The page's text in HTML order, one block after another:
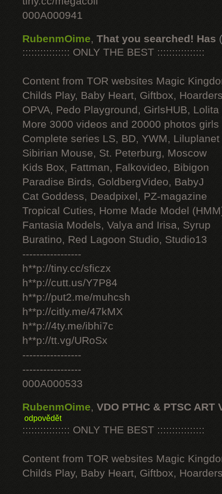
000A000941
RubenmOime, That you searched! Has
:::::::::::::::: ONLY THE BEST ::::::::::::::::
Content from TOR websites Magic
Childs Play, Baby Heart, Giftbox,
OPVA, Pedo Playground, GirlsHUB, Lolita
More 3000 videos and 20000 photos
Complete series LS, BD, YWM, Liluplanet
Sibirian Mouse, St. Peterburg, Moscow
Kids Box, Fattman, Falkovideo, Bibigon
Paradise Birds, GoldbergVideo, BabyJ
Cat Goddess, Deadpixel, PZ-magazine
Tropical Cuties, Home Made Model
Fantasia Models, Valya and Irisa, Syrup
Buratino, Red Lagoon Studio, Studio13
-----------------
h**p://tiny.cc/sficzx
h**p://cutt.us/Y7P84
h**p://put2.me/muhcsh
h**p://citly.me/47kMX
h**p://4ty.me/ibhi7c
h**p://tt.vg/URoSx
-----------------
-----------------
000A000533
RubenmOime, VDO PTHC & PTSC ART
odpovědět
:::::::::::::::: ONLY THE BEST ::::::::::::::::
Content from TOR websites Magic
Childs Play, Baby Heart, Giftbox,